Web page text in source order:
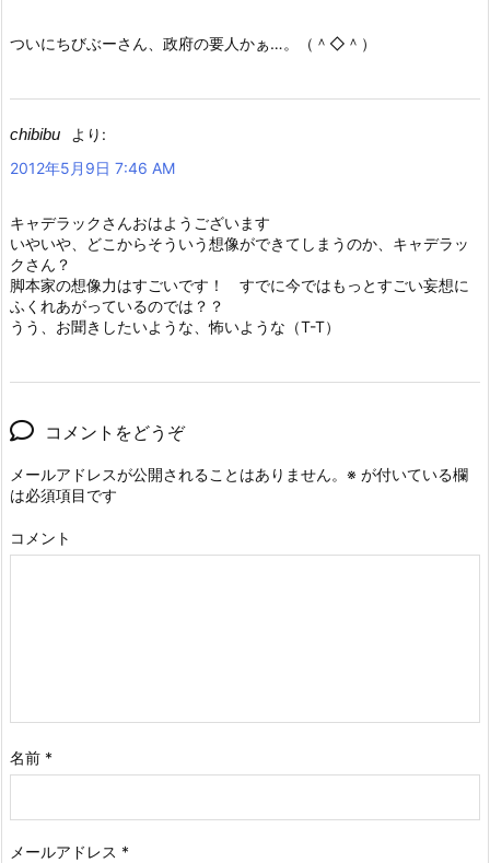
ついにちびぶーさん、政府の要人かぁ…。（＾◇＾）
chibibu
より:
2012年5月9日 7:46 AM
キャデラックさんおはようございます
いやいや、どこからそういう想像ができてしまうのか、キャデラッ
クさん？
脚本家の想像力はすごいです！ すでに今ではもっとすごい妄想に
ふくれあがっているのでは？？
うう、お聞きしたいような、怖いような（T-T）
コメントをどうぞ
メールアドレスが公開されることはありません。 ※ が付いている欄
は必須項目です
コメント
名前 *
メールアドレス *